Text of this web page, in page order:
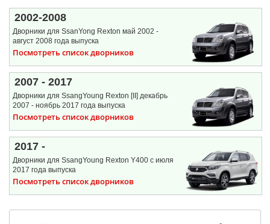
2002-2008
Дворники для SsanYong Rexton май 2002 -
август 2008 года выпуска
Посмотреть список дворников
2007 - 2017
Дворники для SsangYoung Rexton [II] декабрь
2007 - ноябрь 2017 года выпуска
Посмотреть список дворников
2017 -
Дворники для SsangYoung Rexton Y400 с июля
2017 года выпуска
Посмотреть список дворников